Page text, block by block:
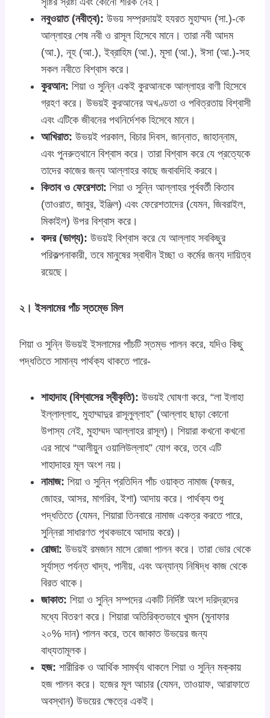
নবুওয়াত (নবীত্ব): উভয় সম্প্রদায়ই হযরত মুহাম্মদ (সা.)-কে
আল্লাহর শেষ নবী ও রাসূল হিসেবে মানে। তারা নবী আদম
(আ.), নূহ (আ.), ইব্রাহিম (আ.), মূসা (আ.), ঈসা (আ.)-সহ
সকল নবীতে বিশ্বাস করে।
কুরআন: শিয়া ও সুন্নি একই কুরআনকে আল্লাহর বাণী হিসেবে
গ্রহণ করে। উভয়ই কুরআনের অখণ্ডতা ও পবিত্রতায় বিশ্বাসী
এবং এটিকে জীবনের পথনির্দেশক হিসেবে মানে।
আখিরাত: উভয়ই পরকাল, বিচার দিবস, জান্নাত, জাহান্নাম,
এবং পুনরুত্থানে বিশ্বাস করে। তারা বিশ্বাস করে যে প্রত্যেকে
তাদের কাজের জন্য আল্লাহর কাছে জবাবদিহি করবে।
কিতাব ও ফেরেশতা: শিয়া ও সুন্নি আল্লাহর পূর্ববর্তী কিতাব
(তাওরাত, জাবুর, ইঞ্জিল) এবং ফেরেশতাদের (যেমন, জিবরাইল,
মিকাইল) উপর বিশ্বাস করে।
কদর (ভাগ্য): উভয়ই বিশ্বাস করে যে আল্লাহ সবকিছুর
পরিকল্পনাকারী, তবে মানুষের স্বাধীন ইচ্ছা ও কর্মের জন্য দায়িত্ব
রয়েছে।
২। ইসলামের পাঁচ স্তম্ভে মিল
শিয়া ও সুন্নি উভয়ই ইসলামের পাঁচটি স্তম্ভ পালন করে, যদিও কিছু
পদ্ধতিতে সামান্য পার্থক্য থাকতে পারে-
শাহাদাহ (বিশ্বাসের স্বীকৃতি): উভয়ই ঘোষণা করে, “লা ইলাহা
ইল্লাল্লাহ, মুহাম্মাদুর রাসূলুল্লাহ” (আল্লাহ ছাড়া কোনো
উপাস্য নেই, মুহাম্মদ আল্লাহর রাসূল)। শিয়ারা কখনো কখনো
এর সাথে “আলীয়ুন ওয়ালিউল্লাহ” যোগ করে, তবে এটি
শাহাদাহর মূল অংশ নয়।
নামাজ: শিয়া ও সুন্নি প্রতিদিন পাঁচ ওয়াক্ত নামাজ (ফজর,
জোহর, আসর, মাগরিব, ইশা) আদায় করে। পার্থক্য শুধু
পদ্ধতিতে (যেমন, শিয়ারা তিনবারে নামাজ একত্র করতে পারে,
সুন্নিরা সাধারণত পৃথকভাবে আদায় করে)।
রোজা: উভয়ই রমজান মাসে রোজা পালন করে। তারা ভোর থেকে
সূর্যাস্ত পর্যন্ত খাদ্য, পানীয়, এবং অন্যান্য নিষিদ্ধ কাজ থেকে
বিরত থাকে।
জাকাত: শিয়া ও সুন্নি সম্পদের একটি নির্দিষ্ট অংশ দরিদ্রদের
মধ্যে বিতরণ করে। শিয়ারা অতিরিক্তভাবে খুমস (মুনাফার
২০% দান) পালন করে, তবে জাকাত উভয়ের জন্য
বাধ্যতামূলক।
হজ: শারীরিক ও আর্থিক সামর্থ্য থাকলে শিয়া ও সুন্নি মক্কায়
হজ পালন করে। হজের মূল আচার (যেমন, তাওয়াফ, আরাফাতে
অবস্থান) উভয়ের ক্ষেত্রে একই।